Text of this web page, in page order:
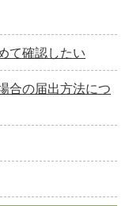
て確認したい
合の届出方法につ